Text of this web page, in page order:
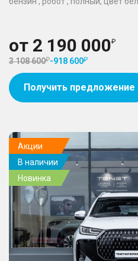
от 2 190 000
3 108 600 -918 600
Получить предложение
Акции
В наличии
Новинка